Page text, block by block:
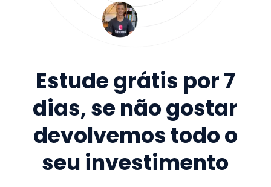
Estude grátis por 7
dias, se não gostar
devolvemos todo o
seu investimento